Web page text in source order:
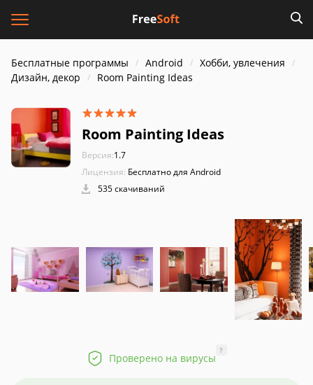
Бесплатные программы Android
Хобби, увлечения
Дизайн, декор
Room Painting Ideas
Room Painting Ideas
Версия:1.7
Лицензия: Бесплатно для Android
535 скачиваний
Проверено на вирусы
?